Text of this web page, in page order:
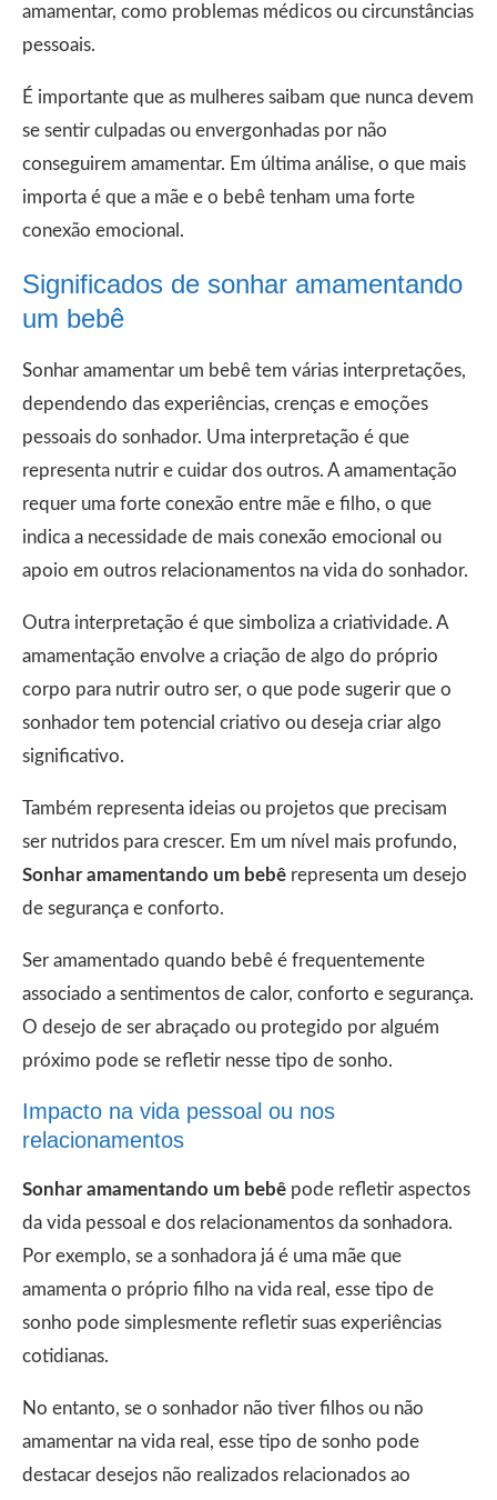
amamentar, como problemas médicos ou circunstâncias
pessoais.
É importante que as mulheres saibam que nunca devem
se sentir culpadas ou envergonhadas por não
conseguirem amamentar. Em última análise, o que mais
importa é que a mãe e o bebê tenham uma forte
conexão emocional.
Significados de sonhar amamentando
um bebê
Sonhar amamentar um bebê tem várias interpretações,
dependendo das experiências, crenças e emoções
pessoais do sonhador. Uma interpretação é que
representa nutrir e cuidar dos outros. A amamentação
requer uma forte conexão entre mãe e filho, o que
indica a necessidade de mais conexão emocional ou
apoio em outros relacionamentos na vida do sonhador.
Outra interpretação é que simboliza a criatividade. A
amamentação envolve a criação de algo do próprio
corpo para nutrir outro ser, o que pode sugerir que o
sonhador tem potencial criativo ou deseja criar algo
significativo.
Também representa ideias ou projetos que precisam
ser nutridos para crescer. Em um nível mais profundo,
Sonhar amamentando um bebê representa um desejo
de segurança e conforto.
Ser amamentado quando bebê é frequentemente
associado a sentimentos de calor, conforto e segurança.
O desejo de ser abraçado ou protegido por alguém
próximo pode se refletir nesse tipo de sonho.
Impacto na vida pessoal ou nos
relacionamentos
Sonhar amamentando um bebê pode refletir aspectos
da vida pessoal e dos relacionamentos da sonhadora.
Por exemplo, se a sonhadora já é uma mãe que
amamenta o próprio filho na vida real, esse tipo de
sonho pode simplesmente refletir suas experiências
cotidianas.
No entanto, se o sonhador não tiver filhos ou não
amamentar na vida real, esse tipo de sonho pode
destacar desejos não realizados relacionados ao